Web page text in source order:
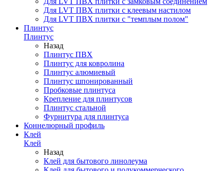
Для LVT ПВХ плитки с клеевым настилом
Для LVT ПВХ плитки с "темплым полом"
Плинтус
Плинтус
Назад
Плинтус ПВХ
Плинтус для ковролина
Плинтус алюмиевый
Плинтус шпонированный
Пробковые плинтуса
Крепление для плинтусов
Плинтус стальной
Фурнитура для плинтуса
Коннелюрный профиль
Клей
Клей
Назад
Клей для бытового линолеума